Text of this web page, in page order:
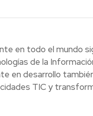
en todo el mundo
de la
en desarrollo
TIC y